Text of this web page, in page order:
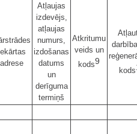
adrese
Atļaujas
izdevējs,
atļaujas
numurs,
izdošanas
datums
un
derīguma
termiņš
Atkritumu
veids un
kods9
kods